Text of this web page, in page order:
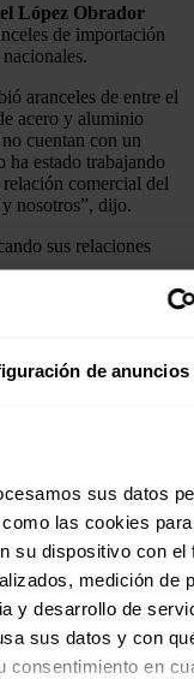
de anuncios
sus datos
las cookies para
su dispositivo con el
medición de
y desarrollo de
sus datos y con
consentimiento en
López Obrador
de importación
aranceles de entre el
acero y aluminio
cuentan con un
estado trabajando
comercial del
nosotros”, dijo.
sus relaciones
Partners
e inicia la
proyecto